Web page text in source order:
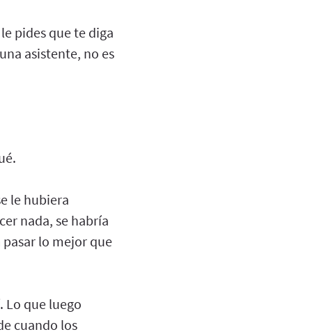
pides que te diga
asistente, no es
le hubiera
nada, se habría
pasar lo mejor que
Lo que luego
cuando los